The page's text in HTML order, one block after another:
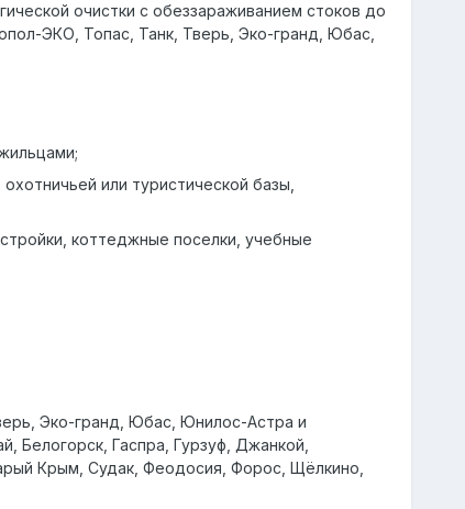
очистки с обеззараживанием стоков до
ЭКО, Топас, Танк, Тверь, Эко-гранд, Юбас,
или туристической базы,
коттеджные поселки, учебные
Эко-гранд, Юбас, Юнилос-Астра и
Белогорск, Гаспра, Гурзуф, Джанкой,
Крым, Судак, Феодосия, Форос, Щёлкино,